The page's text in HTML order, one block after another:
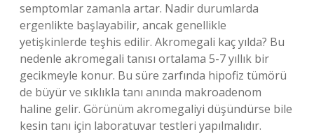
semptomlar zamanla artar. Nadir durumlarda
ergenlikte başlayabilir, ancak genellikle
yetişkinlerde teşhis edilir. Akromegali kaç yılda? Bu
nedenle akromegali tanısı ortalama 5-7 yıllık bir
gecikmeyle konur. Bu süre zarfında hipofiz tümörü
de büyür ve sıklıkla tanı anında makroadenom
haline gelir. Görünüm akromegaliyi düşündürse bile
kesin tanı için laboratuvar testleri yapılmalıdır.